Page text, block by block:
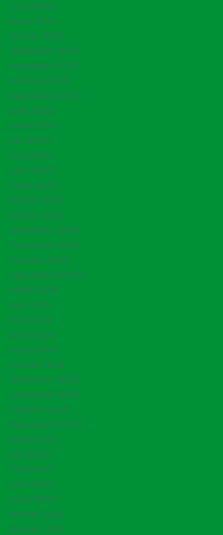
avril 2026
mars 2026
février 2026
décembre 2025
novembre 2025
octobre 2025
septembre 2025
août 2025
juillet 2025
juin 2025
mai 2025
avril 2025
mars 2025
février 2025
janvier 2025
décembre 2024
novembre 2024
octobre 2024
septembre 2024
juillet 2024
juin 2024
mai 2024
avril 2024
mars 2024
janvier 2024
décembre 2023
novembre 2023
octobre 2023
septembre 2023
juillet 2023
juin 2023
mai 2023
avril 2023
mars 2023
février 2023
janvier 2023